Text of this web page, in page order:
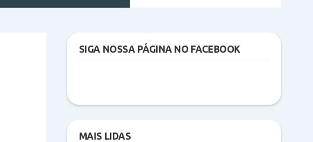
SIGA NOSSA PÁGINA NO FACEBOOK
MAIS LIDAS